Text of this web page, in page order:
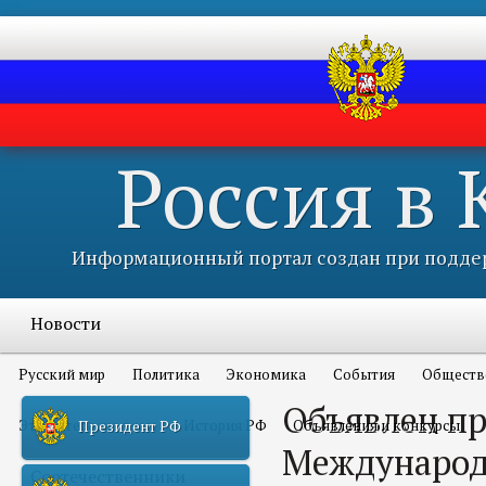
Россия в
Информационный портал создан при
Новости
Русский мир Политика Экономика События
Это интересно всем История РФ Объявления и конкурсы
Соотечественники
Президент РФ
Объявлен